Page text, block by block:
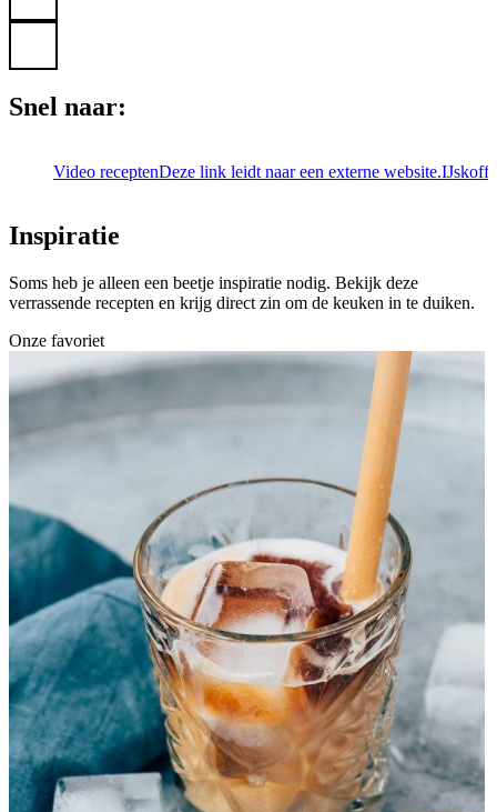
Snel naar:
Video receptenDeze link leidt naar een externe website.
Inspiratie
Soms heb je alleen een beetje inspiratie nodig. Bekijk deze
verrassende recepten en krijg direct zin om de keuken in te duiken.
Onze favoriet